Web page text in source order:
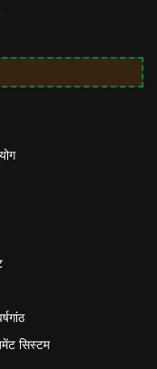
सिस्टम